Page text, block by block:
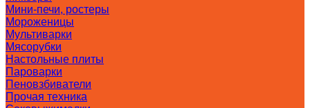
Мини-печи, ростеры
Мороженицы
Мультиварки
Мясорубки
Настольные плиты
Пароварки
Пеновзбиватели
Прочая техника